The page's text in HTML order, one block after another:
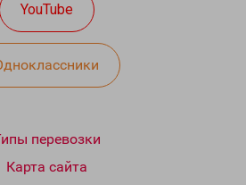
YouTube
перевозки
Карта сайта